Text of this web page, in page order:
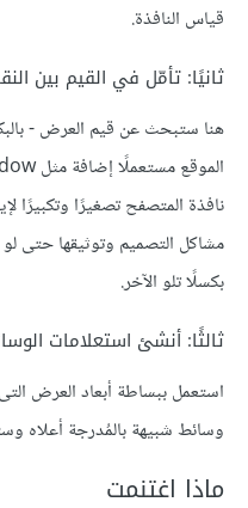
قياس النافذة.
ثانيًا: تأمّل في القيم بين
هنا ستبحث عن قيم العرض -
نافذة المتصفح تصغيرًا وتكبيرًا
مشاكل التصميم وتوثيقها
بكسلًا تلو الآخر.
ثالثًا: أنشئ استعلامات
استعمل ببساطة أبعاد العرض
وسائط شبيهة بالمُدرجة أعلاه
ماذا اغتنمت